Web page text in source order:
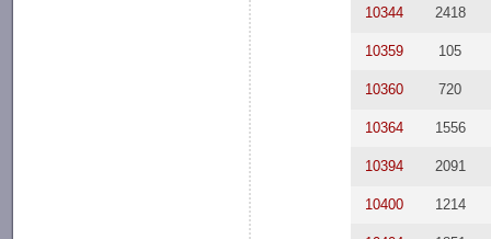
10344 2418
10359 105
10360 720
10364 1556
10394 2091
10400 1214